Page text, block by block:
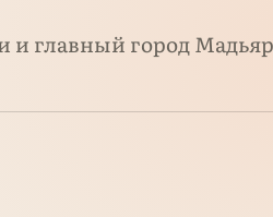
и главный город